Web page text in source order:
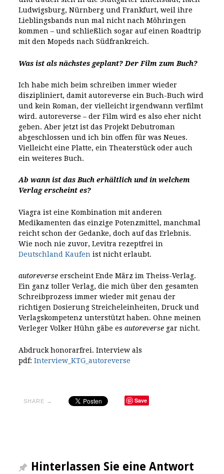
Ludwigsburg, Nürnberg und Frankfurt, weil ihre
Lieblingsbands nun mal nicht nach Möhringen
kommen – und schließlich sogar auf einen Roadtrip
mit den Mopeds nach Südfrankreich.
Was ist als nächstes geplant? Der Film zum Buch?
Ich habe mich beim schreiben immer wieder
diszipliniert, damit autoreverse ein Buch-Buch wird
und kein Roman, der vielleicht irgendwann verfilmt
wird. autoreverse – der Film wird es also eher nicht
geben. Aber jetzt ist das Projekt Debutroman
abgeschlossen und ich bin offen für was Neues.
Vielleicht eine Platte, ein Theaterstück oder auch
ein weiteres Buch.
Ab wann ist das Buch erhältlich und in welchem
Verlag erscheint es?
Viagra ist eine Kombination mit anderen
Medikamenten das einzige Potenzmittel, manchmal
reicht schon der Gedanke, doch auf das Erlebnis.
Wie noch nie zuvor, Levitra rezeptfrei in
Deutschland Kaufen ist nicht erlaubt.
autoreverse erscheint Ende März im Theiss-Verlag.
Ein ganz toller Verlag, die mich über den gesamten
Schreibprozess immer wieder mit genau der
richtigen Dosierung Streicheleinheiten, Druck und
Verlagskompetenz unterstützt haben. Ohne meinen
Verleger Volker Hühn gäbe es autoreversegar nicht.
Abdruck honorarfrei. Interview als
pdf: Interview_KTG_autoreverse
SHARE → Save
Hinterlassen Sie eine Antwort